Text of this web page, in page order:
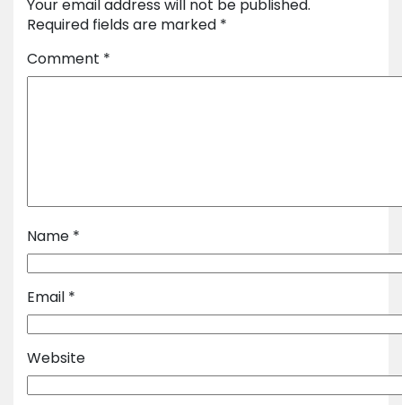
Your email address will not be published.
Required fields are marked *
Comment *
Name *
Email *
Website